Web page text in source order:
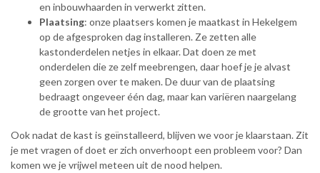
en inbouwhaarden in verwerkt zitten.
Plaatsing: onze plaatsers komen je maatkast in Hekelgem
op de afgesproken dag installeren. Ze zetten alle
kastonderdelen netjes in elkaar. Dat doen ze met
onderdelen die ze zelf meebrengen, daar hoef je je alvast
geen zorgen over te maken. De duur van de plaatsing
bedraagt ongeveer één dag, maar kan variëren naargelang
de grootte van het project.
Ook nadat de kast is geïnstalleerd, blijven we voor je klaarstaan. Zit
je met vragen of doet er zich onverhoopt een probleem voor? Dan
komen we je vrijwel meteen uit de nood helpen.